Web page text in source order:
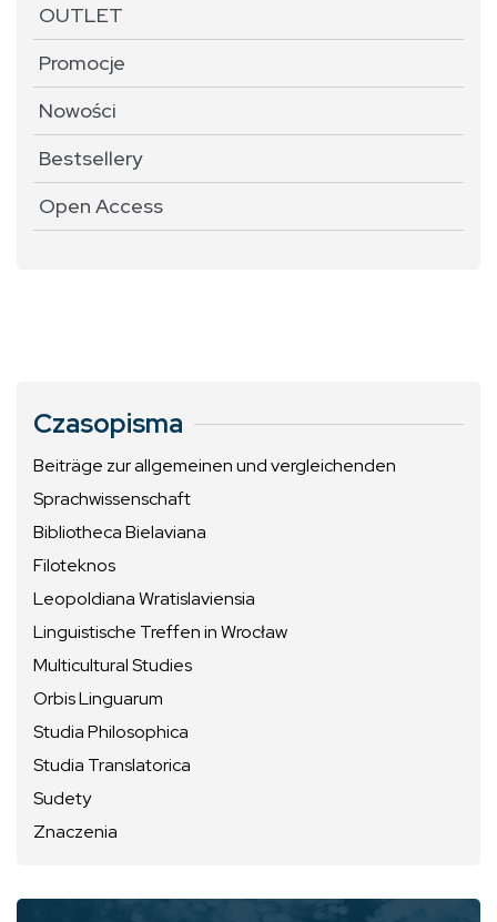
OUTLET
Promocje
Nowości
Bestsellery
Open Access
Czasopisma
Beiträge zur allgemeinen und vergleichenden
Sprachwissenschaft
Bibliotheca Bielaviana
Filoteknos
Leopoldiana Wratislaviensia
Linguistische Treffen in Wrocław
Multicultural Studies
Orbis Linguarum
Studia Philosophica
Studia Translatorica
Sudety
Znaczenia